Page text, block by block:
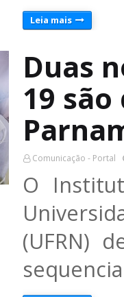
Leia mais
Duas
19
Comunicação - Portal
O
(UFRN)